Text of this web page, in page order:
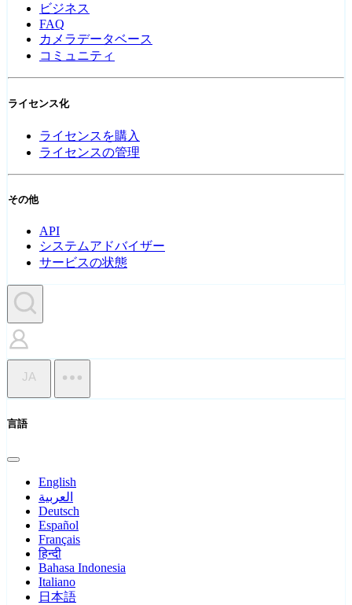
ビジネス
FAQ
カメラデータベース
コミュニティ
ライセンス化
ライセンスを購入
ライセンスの管理
その他
API
システムアドバイザー
サービスの状態
JA
言語
English
العربية
Deutsch
Español
Français
हिन्दी
Bahasa Indonesia
Italiano
日本語